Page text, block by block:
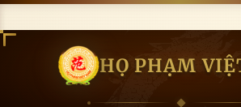
HỌ PHẠM